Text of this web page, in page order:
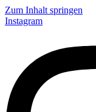
Zum Inhalt springen
Instagram